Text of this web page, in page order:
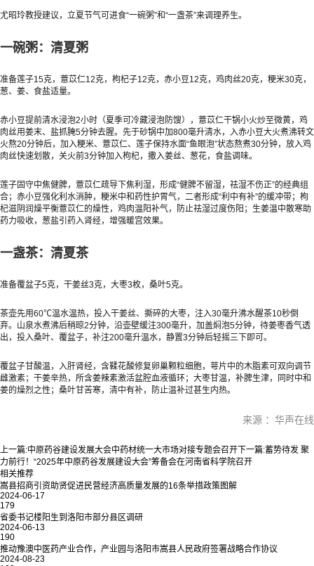
尤昭玲教授建议，立夏节气可进食“一碗粥”和“一盏茶”来调理养生。
一碗粥：清夏粥
准备莲子15克，薏苡仁12克，枸杞子12克，赤小豆12克，鸡肉丝20克，粳米30克，
葱、姜、食盐适量。
赤小豆提前清水浸泡2小时（夏季可冷藏浸泡防馊），薏苡仁干锅小火炒至微黄，鸡
肉丝用姜末、盐抓腌5分钟去腥。先于砂锅中加800毫升清水，入赤小豆大火煮沸转文
火熬20分钟后，加入粳米、薏苡仁、莲子保持水面“鱼眼泡”状态熬煮30分钟，放入鸡
肉丝快速划散，关火前3分钟加入枸杞，撒入姜丝、葱花，食盐调味。
莲子固守中焦健脾，薏苡仁疏导下焦利湿，形成“健脾不留湿，祛湿不伤正”的经典组
合；赤小豆强化利水消肿，粳米中和药性护胃气，二者形成“利中有补”的缓冲带；枸
杞滋阴润燥平衡薏苡仁的燥性，鸡肉温阳补气，防止祛湿过度伤阳；生姜温中散寒助
药力吸收，葱盐引药入肾经，增强暖宫效果。
一盏茶：清夏茶
准备覆盆子5克，干姜丝3克，大枣3枚，桑叶5克。
茶壶先用60℃温水温热，投入干姜丝、撕碎的大枣，注入30毫升沸水醒茶10秒倒
弃。山泉水煮沸后稍晾2分钟，沿壶壁缓注300毫升，加盖焖泡5分钟，待姜枣香气透
出，投入桑叶、覆盆子，补注200毫升温水，静置3分钟后轻摇三下即可。
覆盆子甘酸温，入肝肾经，含鞣花酸修复卵巢颗粒细胞，萼片中的木脂素可双向调节
雌激素；干姜辛热，所含姜辣素激活盆腔血液循环；大枣甘温，补脾生津，同时中和
姜的燥烈之性；桑叶甘苦寒，清中有补，防止温补过甚生内热。
来源 ：华声在线
上一篇:中原药谷建设发展大会中药材统一大市场对接专题会召开 下一篇:蓄势待发 聚
力前行！“2025年中原药谷发展建设大会”筹备会在河南省科学院召开
相关推荐
嵩县招商引资助贤促进民营经济高质量发展的16条举措政策图解
2024-06-17
179
省委书记楼阳生到洛阳市部分县区调研
2024-06-13
190
推动豫澳中医药产业合作，产业园与洛阳市嵩县人民政府签署战略合作协议
2024-08-23